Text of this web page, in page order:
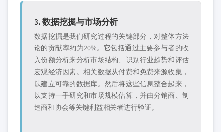
3. 数据挖掘与市场分析
数据挖掘是我们研究过程的关键部分，对整体方法
论的贡献率约为20%。它包括通过主要参与者的收
入份额分析来分析市场结构、识别行业趋势和评估
宏观经济因素。相关数据从付费和免费来源收集，
以建立可靠的数据库。然后将这些信息整合起来，
以支持一手研究和市场规模估算，并由分销商、制
造商和协会等关键利益相关者进行验证。